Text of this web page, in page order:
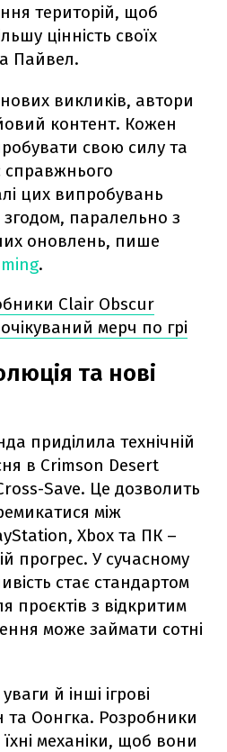
територій, щоб
цінність своїх
Пайвел.
викликів, автори
контент. Кожен
свою силу та
справжнього
цих випробувань
паралельно з
оновлень, пише
.
Clair Obscur
мерч по грі
та нові
приділила технічній
в Crimson Desert
Save. Це дозволить
між
Xbox та ПК –
прогрес. У сучасному
стає стандартом
проєктів з відкритим
може займати сотні
й інші ігрові
та Оонгка. Розробники
механіки, щоб вони